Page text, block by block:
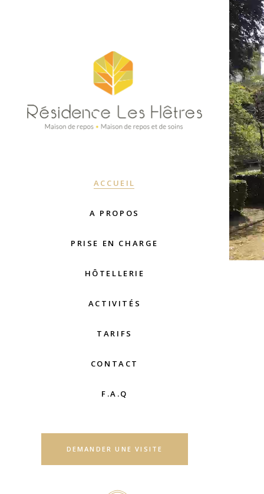
ACCUEIL
A PROPOS
PRISE EN CHARGE
HÔTELLERIE
ACTIVITÉS
TARIFS
CONTACT
F.A.Q
DEMANDER UNE VISITE